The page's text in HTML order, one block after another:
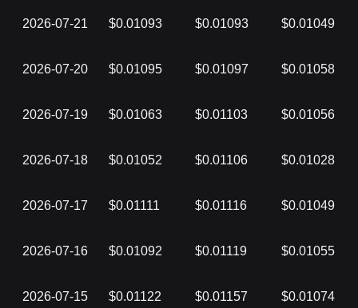
2026-07-21 $0.01093 $0.01093 $0.01049
2026-07-20 $0.01095 $0.01097 $0.01058
2026-07-19 $0.01063 $0.01103 $0.01056
2026-07-18 $0.01052 $0.01106 $0.01028
2026-07-17 $0.01111 $0.01116 $0.01049
2026-07-16 $0.01092 $0.01119 $0.01055
2026-07-15 $0.01122 $0.01157 $0.01074